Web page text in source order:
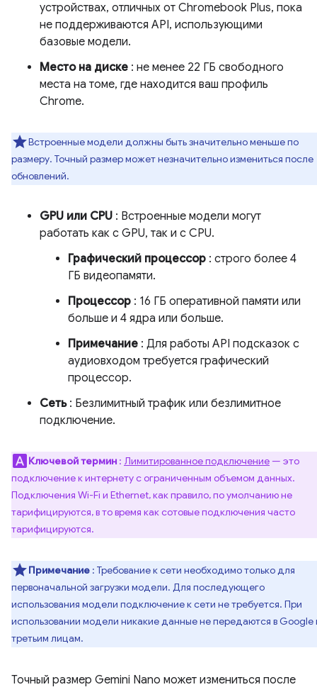
устройствах, отличных от Chromebook Plus, пока
не поддерживаются API, использующими
базовые модели.
Место на диске : не менее 22 ГБ свободного
места на томе, где находится ваш профиль
Chrome.
Встроенные модели должны быть значительно меньше по
размеру. Точный размер может незначительно измениться после
обновлений.
GPU или CPU : Встроенные модели могут
работать как с GPU, так и с CPU.
Графический процессор : строго более 4
ГБ видеопамяти.
Процессор : 16 ГБ оперативной памяти или
больше и 4 ядра или больше.
Примечание : Для работы API подсказок с
аудиовходом требуется графический
процессор.
Сеть: Безлимитный трафик или безлимитное
подключение.
Ключевой термин : Лимитированное подключение — это
подключение к интернету с ограниченным объемом данных.
Подключения Wi-Fi и Ethernet, как правило, по умолчанию не
тарифицируются, в то время как сотовые подключения часто
тарифицируются.
Примечание : Требование к сети необходимо только для
первоначальной загрузки модели. Для последующего
использования модели подключение к сети не требуется. При
использовании модели никакие данные не передаются в Google
третьим лицам.
Точный размер Gemini Nano может измениться после